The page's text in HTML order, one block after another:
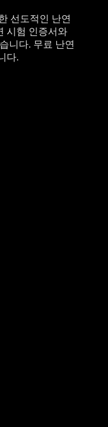
선도적인 난연
시험 인증서와
니다. 무료 난연
다.